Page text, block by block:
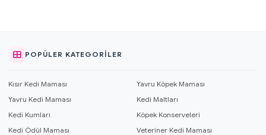
POPÜLER KATEGORILER
Kısır Kedi Maması
Yavru Köpek Maması
Yavru Kedi Maması
Kedi Maltları
Kedi Kumları
Köpek Konserveleri
Kedi Ödül Maması
Veteriner Kedi Maması